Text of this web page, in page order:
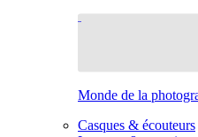
Monde de la
Casques & écouteurs